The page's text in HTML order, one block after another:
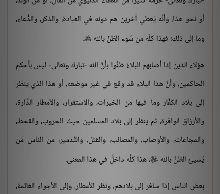
أو نحو هذا، وأنَّه يُعطي آخرين هم دونه في العبادة، والذكر، والدُّعاء،
وما إلى ذلك؛ فهذا كلّه من سُوء الظنِّ بالله 
.
هؤلاء الذين إذا أصابهم البلاءُ ظنُّوا بأنَّ الله -تبارك وتعالى- ليس بأحكم
الحاكمين، وأنَّ هذا البلاء قد وقع في غير موضعه، أو هذا الذي ينظر
إلى بلاد الكفَّار وما فيها من الخيرات، والاستقرار، والأمطار الدَّارة،
والأرزاق الوافرة، ثم ينظر إلى بلاد المسلمين حيث الحروب، والقحط،
والمجاعات، والأوصاب، والمصائب، والقتل، والتَّدمير، من الناس مَن
يُسيئ الظنَّ بالله ، هذا كلُّه داخلٌ في هذا المعنى.
بعض الناس إذا سافر إلى بلادهم، ونظر الأمطار، وإلى الأجواء الغائمة،